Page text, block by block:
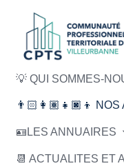
💡 QUI SOMMES-
👨🏻‍👩🏽‍👧🏿‍👦 NOS
🪪LES ANNUAIRES
📆 ACTUALITES ET